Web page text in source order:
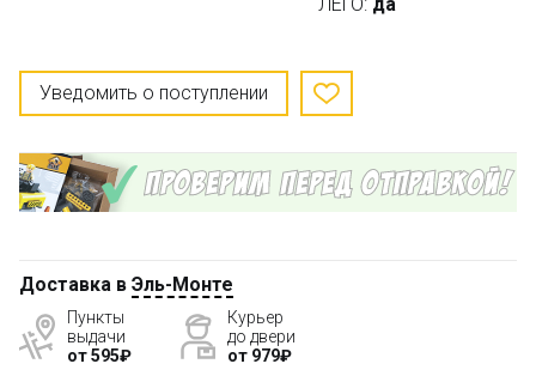
Уведомить о поступлении
Доставка в Эль-Монте
Пункты
выдачи
от 595₽
Курьер
до двери
от 979₽